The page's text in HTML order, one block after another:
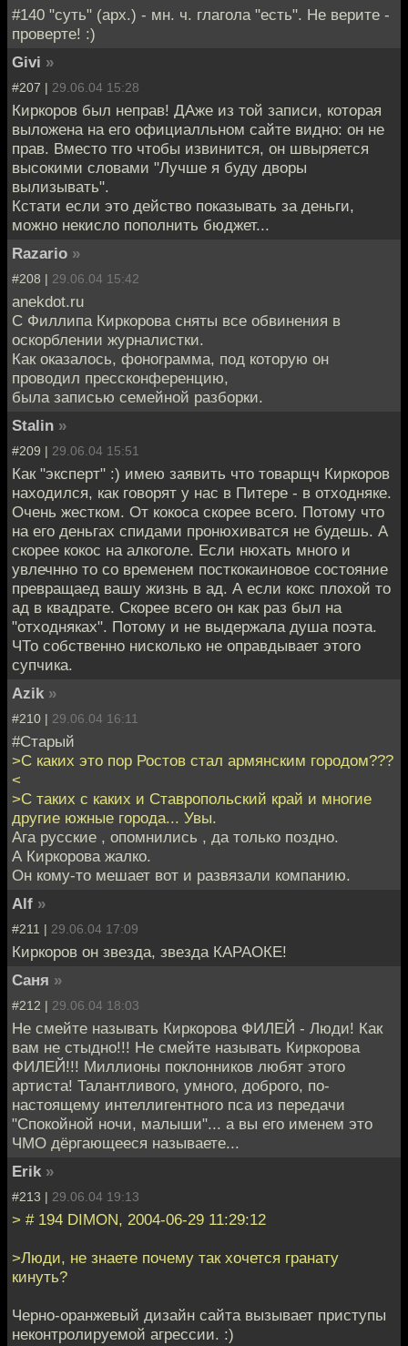
#140 "суть" (арх.) - мн. ч. глагола "есть". Не верите -
проверте! :)
Givi »
#207 | 29.06.04 15:28
Киркоров был неправ! ДАже из той записи, которая
выложена на его официалльном сайте видно: он не
прав. Вместо тго чтобы извинится, он швыряется
высокими словами "Лучше я буду дворы
вылизывать".
Кстати если это действо показывать за деньги,
можно некисло пополнить бюджет...
Razario »
#208 | 29.06.04 15:42
anekdot.ru
С Филлипа Киркорова сняты все обвинения в
оскорблении журналистки.
Как оказалось, фонограмма, под которую он
проводил прессконференцию,
была записью семейной разборки.
Stalin »
#209 | 29.06.04 15:51
Как "эксперт" :) имею заявить что товарщч Киркоров
находился, как говорят у нас в Питере - в отходняке.
Очень жестком. От кокоса скорее всего. Потому что
на его деньгах спидами пронюхиватся не будешь. А
скорее кокос на алкоголе. Если нюхать много и
увлечнно то со временем посткокаиновое состояние
превращаед вашу жизнь в ад. А если кокс плохой то
ад в квадрате. Скорее всего он как раз был на
"отходняках". Потому и не выдержала душа поэта.
ЧТо собственно нисколько не оправдывает этого
супчика.
Azik »
#210 | 29.06.04 16:11
#Старый
>С каких это пор Ростов стал армянским городом???
<
>С таких с каких и Ставропольский край и многие
другие южные города... Увы.
Ага русские , опомнились , да только поздно.
А Киркорова жалко.
Он кому-то мешает вот и развязали компанию.
Alf »
#211 | 29.06.04 17:09
Киркоров он звезда, звезда КАРАОКЕ!
Саня »
#212 | 29.06.04 18:03
Не смейте называть Киркорова ФИЛЕЙ - Люди! Как
вам не стыдно!!! Не смейте называть Киркорова
ФИЛЕЙ!!! Миллионы поклонников любят этого
артиста! Талантливого, умного, доброго, по-
настоящему интеллигентного пса из передачи
"Спокойной ночи, малыши"... а вы его именем это
ЧМО дёргающееся называете...
Erik »
#213 | 29.06.04 19:13
> # 194 DIMON, 2004-06-29 11:29:12
>Люди, не знаете почему так хочется гранату
кинуть?
Черно-оранжевый дизайн сайта вызывает приступы
неконтролируемой агрессии. :)